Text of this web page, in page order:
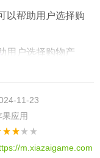
以帮助用户选择购
用户选择购物产
11-23
果应用
m.xiazaigame.com